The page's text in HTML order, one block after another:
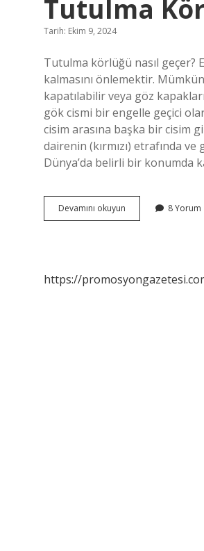
Tutulma
Tarih: Ekim 9, 2024
Tutulma körlüğü nasıl geçer?
kalmasını önlemektir.
kapatılabilir veya göz
gök cismi bir engelle geçici
cisim arasına başka bir cisim
dairenin (kırmızı) etrafında
Dünya’da belirli bir konumda
Devamını okuyun Tutulma
Körlüğü
8 Yorum
https://